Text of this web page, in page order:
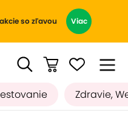
so zľavou Viac
Zdravie,